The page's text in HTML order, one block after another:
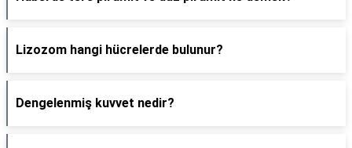
Lizozom hangi hücrelerde bulunur?
Dengelenmiş kuvvet nedir?